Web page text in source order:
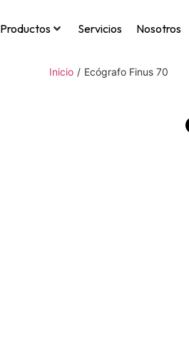
Productos Servicios Nosotros
Inicio / Ecógrafo Finus 70